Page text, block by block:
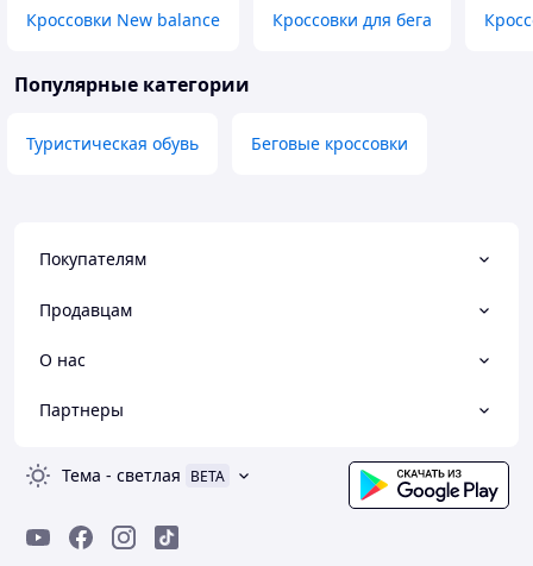
Кроссовки New balance Кроссовки для бега
Популярные категории
Туристическая обувь Беговые кроссовки
Покупателям
Продавцам
О нас
Партнеры
Тема - светлая BETA